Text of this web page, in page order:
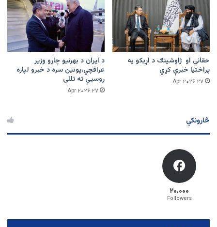
حقاني او ژاوشینګ د اړیکو په
پراختیا خبرې کړي
۲۷ Apr ۲۰۲۶
د ایران د بهرنیو چارو وزیر
عراقچي،پوتین سره د خبرو لپاره
روسیې ته تللی
۲۷ Apr ۲۰۲۶
څارونکي
۲۰،۰۰۰
Followers